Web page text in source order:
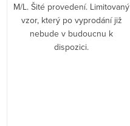
M/L. Šité provedení. Limitovaný
vzor, který po vyprodání již
nebude v budoucnu k
dispozici.